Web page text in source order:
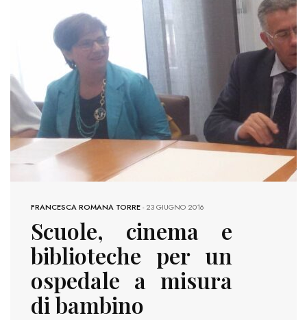
FRANCESCA ROMANA TORRE-23 GIUGNO 2016
Scuole, cinema e
biblioteche per un
ospedale a misura
di bambino